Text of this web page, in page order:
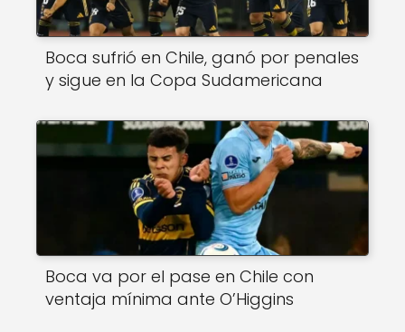
Boca sufrió en Chile, ganó por penales
y sigue en la Copa Sudamericana
Boca va por el pase en Chile con
ventaja mínima ante O’Higgins